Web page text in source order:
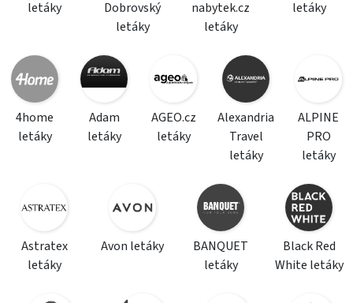
letáky
Dobrovský
letáky
nabytek.cz
letáky
letáky
4home
letáky
Adam
letáky
AGEO.cz
letáky
Alexandria
Travel
letáky
ALPINE
PRO
letáky
Astratex
letáky
Avon letáky
BANQUET
letáky
Black Red
White letáky